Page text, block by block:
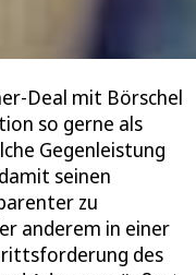
Deal mit Börschel
so gerne als
Gegenleistung
seinen
zu
anderem in einer
des